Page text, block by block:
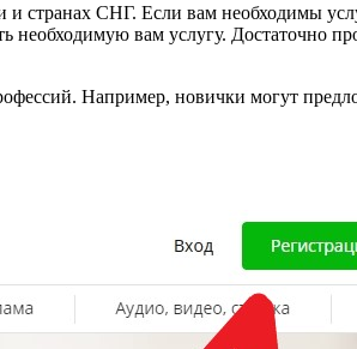
странах СНГ. Если вам необходимы
необходимую вам услугу. Достаточно
Например, новички могут